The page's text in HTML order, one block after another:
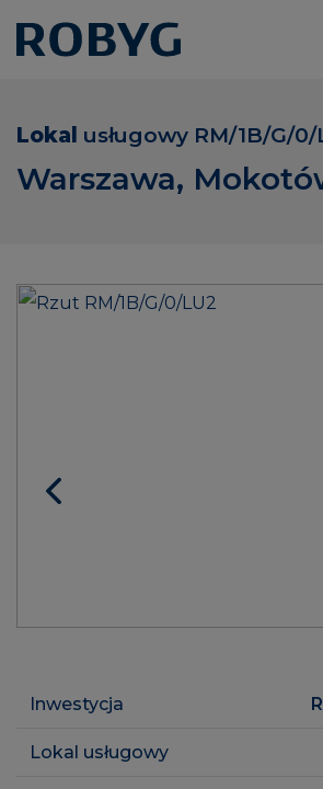
Lokal usługowy RM/1B/G/0/
Warszawa,
Inwestycja
Lokal usługowy